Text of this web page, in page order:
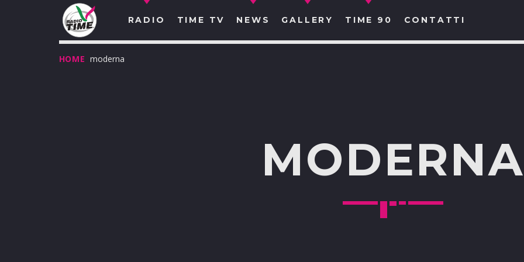
RADIO TIME TV NEWS GALLERY TIME 90 CONTATTI
HOME moderna
MODERNA